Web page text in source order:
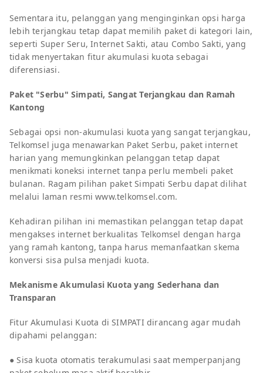
Sementara itu, pelanggan yang menginginkan opsi harga
lebih terjangkau tetap dapat memilih paket di kategori lain,
seperti Super Seru, Internet Sakti, atau Combo Sakti, yang
tidak menyertakan fitur akumulasi kuota sebagai
diferensiasi.
Paket "Serbu" Simpati, Sangat Terjangkau dan Ramah
Kantong
Sebagai opsi non‑akumulasi kuota yang sangat terjangkau,
Telkomsel juga menawarkan Paket Serbu, paket internet
harian yang memungkinkan pelanggan tetap dapat
menikmati koneksi internet tanpa perlu membeli paket
bulanan. Ragam pilihan paket Simpati Serbu dapat dilihat
melalui laman resmi www.telkomsel.com.
Kehadiran pilihan ini memastikan pelanggan tetap dapat
mengakses internet berkualitas Telkomsel dengan harga
yang ramah kantong, tanpa harus memanfaatkan skema
konversi sisa pulsa menjadi kuota.
Mekanisme Akumulasi Kuota yang Sederhana dan
Transparan
Fitur Akumulasi Kuota di SIMPATI dirancang agar mudah
dipahami pelanggan:
● Sisa kuota otomatis terakumulasi saat memperpanjang